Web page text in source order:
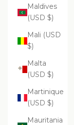
Maldives
(USD $)
Mali (USD
$)
Malta
(USD $)
Martinique
(USD $)
Mauritania